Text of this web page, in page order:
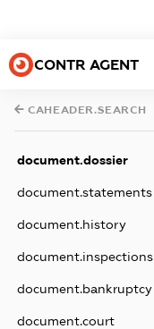
CONTR AGENT
CAHEADER.SEARCH
document.dossier
document.statements
document.history
document.inspections
document.bankruptcy
document.court